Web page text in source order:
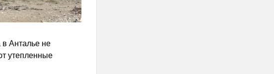
в Анталье не
утепленные